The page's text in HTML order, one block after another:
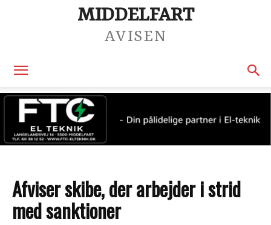
MIDDELFART
AVISEN
Afviser skibe, der arbejder i strid
med sanktioner